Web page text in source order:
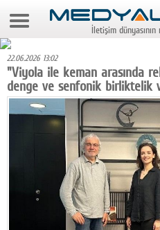
6 Ağustos 2026 8:30:47
Foto Galeri
Video Galeri
Gazeteler
Medya
Reyting-tiraj
Teknoloji
İletişim
22.06.2026 13:02
"Viyola ile keman arasında
denge ve senfonik birliktelik